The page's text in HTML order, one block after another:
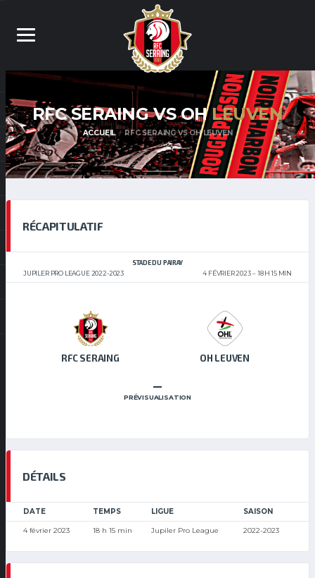
RFC SERAING VS OHLEUVEN
ACCUEIL RFC SERAING VS OH LEUVEN
RÉCAPITULATIF
JUPILER PRO LEAGUE 2022-2023
STADE DU PAIRAY
4 FÉVRIER 2023
18 H 15 MIN
RFC SERAING OH LEUVEN
–
PRÉVISUALISATION
DÉTAILS
DATE TEMPS LIGUE SAISON
4 février 2023 18 h 15 min Jupiler Pro League 2022-2023